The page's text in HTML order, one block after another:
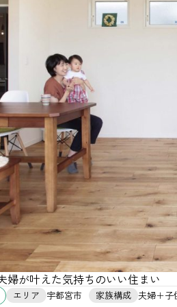
婦が叶えた気持ちのいい住まい
エリア 宇都宮市 家族構成 夫婦＋子